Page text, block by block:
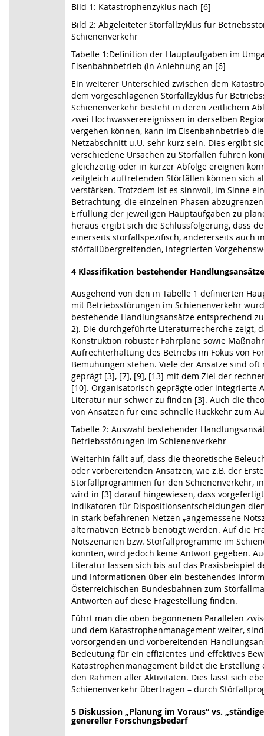
Bild 1: Katastrophenzyklus nach [6]
Bild 2: Abgeleiteter Störfallzyklus für
Schienenverkehr
Tabelle 1:Definition der Hauptaufgaben im
Eisenbahnbetrieb (in Anlehnung an [6]
Ein weiterer Unterschied zwischen dem
dem vorgeschlagenen Störfallzyklus für
Schienenverkehr besteht in deren zeitlichem
zwei Hochwasserereignissen in derselben
vergehen können, kann im Eisenbahnbetrieb
Netzabschnitt u.U. sehr kurz sein. Dies ergibt
verschiedene Ursachen zu Störfällen führen
gleichzeitig oder in kurzer Abfolge ereignen
zeitgleich auftretenden Störfällen können sich
verstärken. Trotzdem ist es sinnvoll, im Sinne
Betrachtung, die einzelnen Phasen
Erfüllung der jeweiligen Hauptaufgaben zu
heraus ergibt sich die Schlussfolgerung, dass
einerseits störfallspezifisch, andererseits auch
störfallübergreifenden, integrierten
4 Klassifikation bestehender
Ausgehend von den in Tabelle 1 definierten
mit Betriebsstörungen im Schienenverkehr
bestehende Handlungsansätze entsprechend
2). Die durchgeführte Literaturrecherche zeigt,
Konstruktion robuster Fahrpläne sowie
Aufrechterhaltung des Betriebs im Fokus von
Bemühungen stehen. Viele der Ansätze sind
geprägt [3], [7], [9], [13] mit dem Ziel der
[10]. Organisatorisch geprägte oder integrierte
Literatur nur schwer zu finden [3]. Auch die
von Ansätzen für eine schnelle Rückkehr zum
Tabelle 2: Auswahl bestehender
Betriebsstörungen im Schienenverkehr
Weiterhin fällt auf, dass die theoretische
oder vorbereitenden Ansätzen, wie z.B. der
Störfallprogrammen für den Schienenverkehr,
wird in [3] darauf hingewiesen, dass
Indikatoren für Dispositionsentscheidungen
in stark befahrenen Netzen „angemessene
alternativen Betrieb benötigt werden. Auf die
Notszenarien bzw. Störfallprogramme im
könnten, wird jedoch keine Antwort gegeben.
Literatur lassen sich bis auf das Praxisbeispiel
und Informationen über ein bestehendes
Österreichischen Bundesbahnen zum
Antworten auf diese Fragestellung finden.
Führt man die oben begonnenen Parallelen
und dem Katastrophenmanagement weiter,
vorsorgenden und vorbereitenden
Bedeutung für ein effizientes und effektives
Katastrophenmanagement bildet die Erstellung
den Rahmen aller Aktivitäten. Dies lässt sich
Schienenverkehr übertragen – durch
5 Diskussion „Planung im Voraus“ vs.
genereller Forschungsbedarf